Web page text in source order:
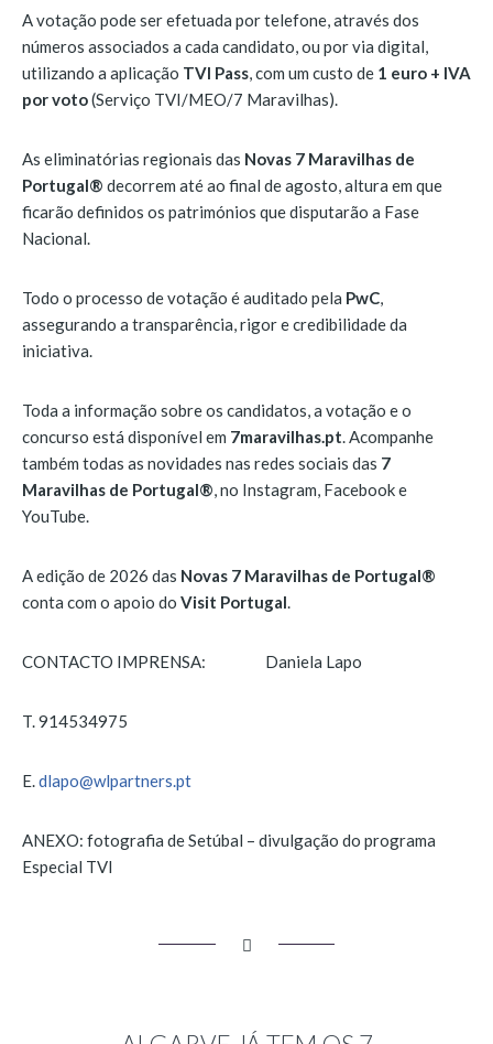
A votação pode ser efetuada por telefone, através dos
números associados a cada candidato, ou por via digital,
utilizando a aplicação TVI Pass , com um custo de 1 euro + IVA
por voto(Serviço TVI/MEO/7 Maravilhas).
As eliminatórias regionais das Novas 7 Maravilhas de
Portugal® decorrem até ao final de agosto, altura em que
ficarão definidos os patrimónios que disputarão a Fase
Nacional.
Todo o processo de votação é auditado pela PwC
assegurando a transparência, rigor e credibilidade da
iniciativa.
Toda a informação sobre os candidatos, a votação e o
concurso está disponível em 7maravilhas.pt . Acompanhe
também todas as novidades nas redes sociais das 7
Maravilhas de Portugal® , no Instagram, Facebook e
YouTube.
A edição de 2026 das Novas 7 Maravilhas de Portugal®
conta com o apoio do Visit Portugal
CONTACTO IMPRENSA: Daniela Lapo
T. 914534975
E. dlapo@wlpartners.pt
ANEXO: fotografia de Setúbal – divulgação do programa
Especial TVI